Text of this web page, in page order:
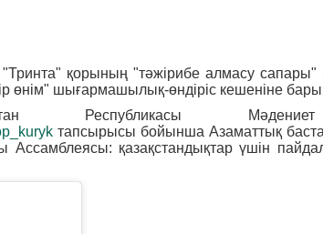
"Тринта" қорының "тәжірибе алмасу
өнім" шығармашылық-өндіріс кешеніне
Республикасы
тапсырысы бойынша Азаматтық
қазақстандықтар үшін